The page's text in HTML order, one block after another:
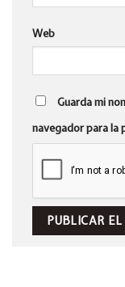
Web
Guarda mi
navegador para la